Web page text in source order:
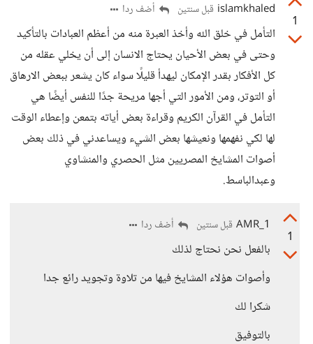
1
islamkhaled قبل سنتين أضف ردا
التأمل في خلق الله وأخذ العبرة منه من أعظم العبادات بالتأكيد
وحتى في بعض الأحيان يحتاج الانسان إلى أن يخلي عقله من
كل الأفكار بقدر الإمكان ليهدأ قليلًا سواء كان يشعر ببعض الارهاق
أو التوتر، ومن الأمور التي أجها مريحة جدًا للنفس أيضًا هي
التأمل في القرآن الكريم وقراءة بعض أياته بتمعن وإعطاء الوقت
لها لكي نفهمها ونعيشها بعض الشيء ويساعدني في ذلك بعض
أصوات المشايخ المصريين مثل الحصري والمنشاوي
وعبدالباسط.
1
AMR_1 قبل سنتين أضف ردا
بالفعل نحن نحتاج لذلك
وأصوات هؤلاء المشايخ فيها من تلاوة وتجويد رائع جدا
شكرا لك
بالتوفيق